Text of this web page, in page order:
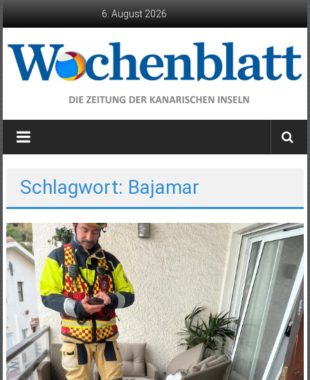
6. August 2026
Wochenblatt
die
Kanarischen
Inseln
Schlagwort: Bajamar